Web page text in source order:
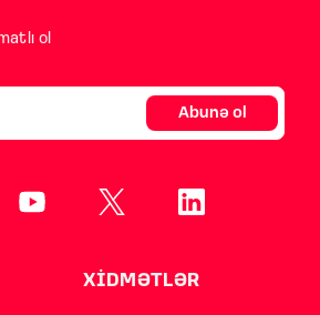
ol
Abunə ol
XİDMƏTLƏR